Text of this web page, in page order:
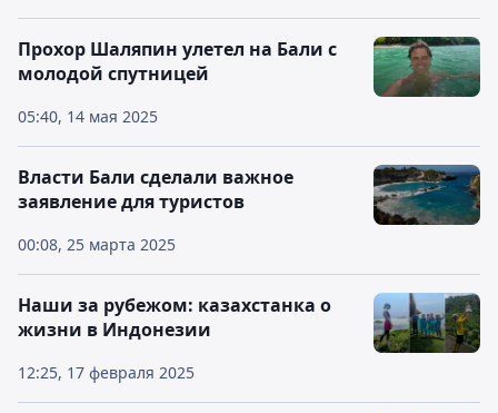
05:40, 14 мая 2025
Прохор Шаляпин улетел на Бали с
молодой спутницей
00:08, 25 марта 2025
Власти Бали сделали важное
заявление для туристов
12:25, 17 февраля 2025
Наши за рубежом: казахстанка о
жизни в Индонезии